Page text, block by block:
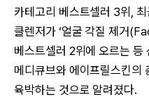
카테고리 베스트셀러 3위,
클렌저가 ‘얼굴 각질 제거
베스트셀러 2위에 오르는 등
메디큐브와 에이프릴스킨의
육박하는 것으로 알려졌다.